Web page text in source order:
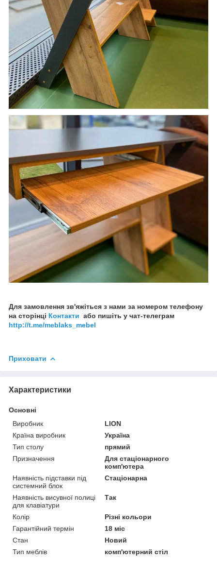
Для замовлення зв'яжіться з нами за номером телефону
на сторінці Контакти або пишіть у чат-телеграм
http://t.me/meblaks_mebel
Приховати
Характеристики
Основні
Виробник
LION
Країна виробник
Україна
Тип столу
прямий
Призначення
Для стаціонарного
комп'ютера
Наявність підставки під
системний блок
Стаціонарна
Наявність висувної полиці
для клавіатури
Так
Колір
Різні кольори
Гарантійний термін
18 міс
Стан
Новий
Тип меблів
комп'ютерний стіл